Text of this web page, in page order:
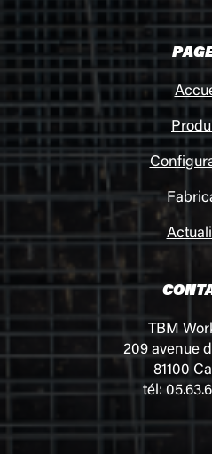
TBM
209 avenue
81100
tél: